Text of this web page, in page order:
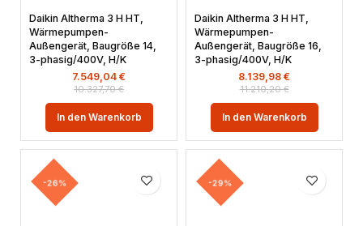
Daikin Altherma 3 H HT,
Wärmepumpen-
Außengerät, Baugröße 14,
3-phasig/400V, H/K
10.327,70€
7.549,04 €
In den Warenkorb
Daikin Altherma 3 H HT,
Wärmepumpen-
Außengerät, Baugröße 16,
3-phasig/400V, H/K
11.210,20€
8.139,98 €
In den Warenkorb
-26% -29%